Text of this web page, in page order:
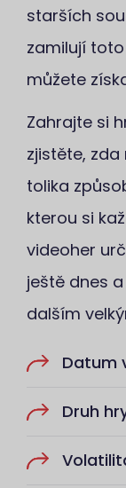
starších
zamilují
můžete
Zahrajte si
zjistěte,
tolika
kterou si
videoher
ještě dnes
dalším
Datum
Druh